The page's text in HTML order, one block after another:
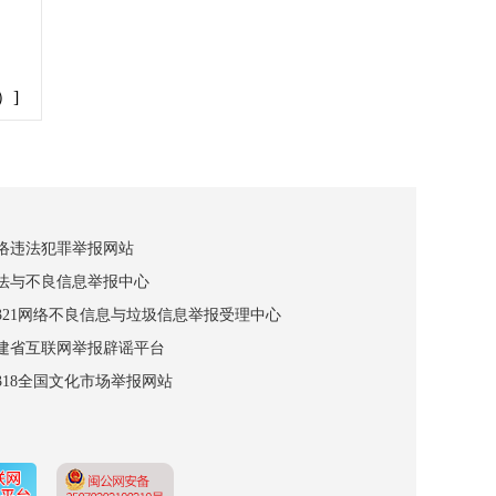
]
违法犯罪举报网站
与不良信息举报中心
网络不良信息与垃圾信息举报受理中心
省互联网举报辟谣平台
全国文化市场举报网站